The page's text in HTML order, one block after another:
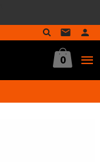
0